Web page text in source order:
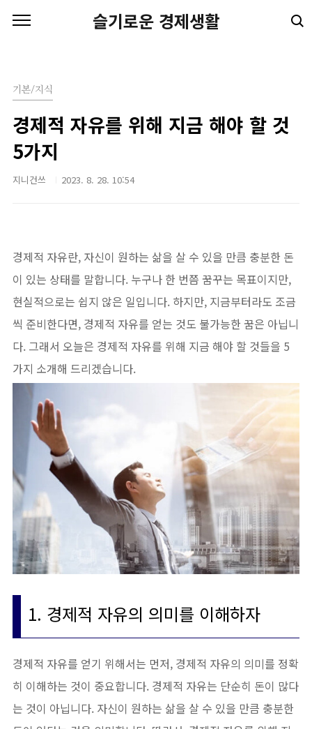
슬기로운 경제생활
기본/지식
경제적 자유를 위해 지금 해야 할 것
5가지
지니건쓰 2023. 8. 28. 10:54
경제적 자유란, 자신이 원하는 삶을 살 수 있을 만큼 충분한 돈
이 있는 상태를 말합니다. 누구나 한 번쯤 꿈꾸는 목표이지만,
현실적으로는 쉽지 않은 일입니다. 하지만, 지금부터라도 조금
씩 준비한다면, 경제적 자유를 얻는 것도 불가능한 꿈은 아닙니
다. 그래서 오늘은 경제적 자유를 위해 지금 해야 할 것들을 5
가지 소개해 드리겠습니다.
1. 경제적 자유의 의미를 이해하자
경제적 자유를 얻기 위해서는 먼저, 경제적 자유의 의미를 정확
히 이해하는 것이 중요합니다. 경제적 자유는 단순히 돈이 많다
는 것이 아닙니다. 자신이 원하는 삶을 살 수 있을 만큼 충분한